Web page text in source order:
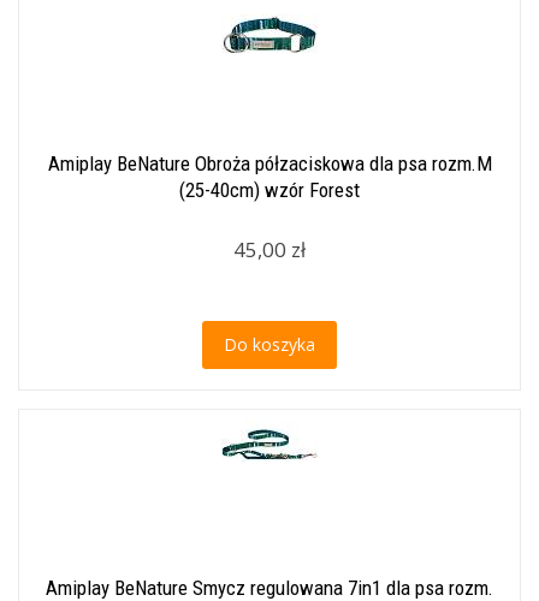
Amiplay BeNature Obroża półzaciskowa dla psa rozm.M
(25-40cm) wzór Forest
45,00 zł
Do koszyka
Amiplay BeNature Smycz regulowana 7in1 dla psa rozm.